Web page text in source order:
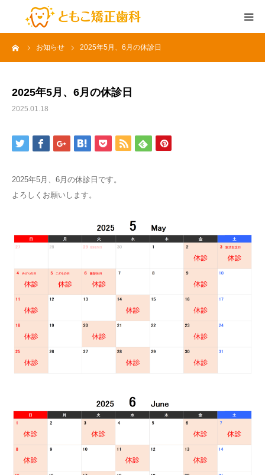
お知らせ 2025年5月、6月の休診日
2025年5月、6月の休診日
2025.01.18
2025年5月、6月の休診日です。
よろしくお願いします。
HOME
Q&A
治療のながれ
装置の種類